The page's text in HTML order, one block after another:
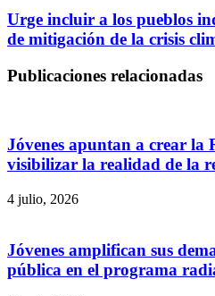
Urge incluir a los pueblos
de mitigación de la crisis
Publicaciones relacionadas
Jóvenes apuntan a crear la
visibilizar la realidad de la
4 julio, 2026
Jóvenes amplifican sus
pública en el programa